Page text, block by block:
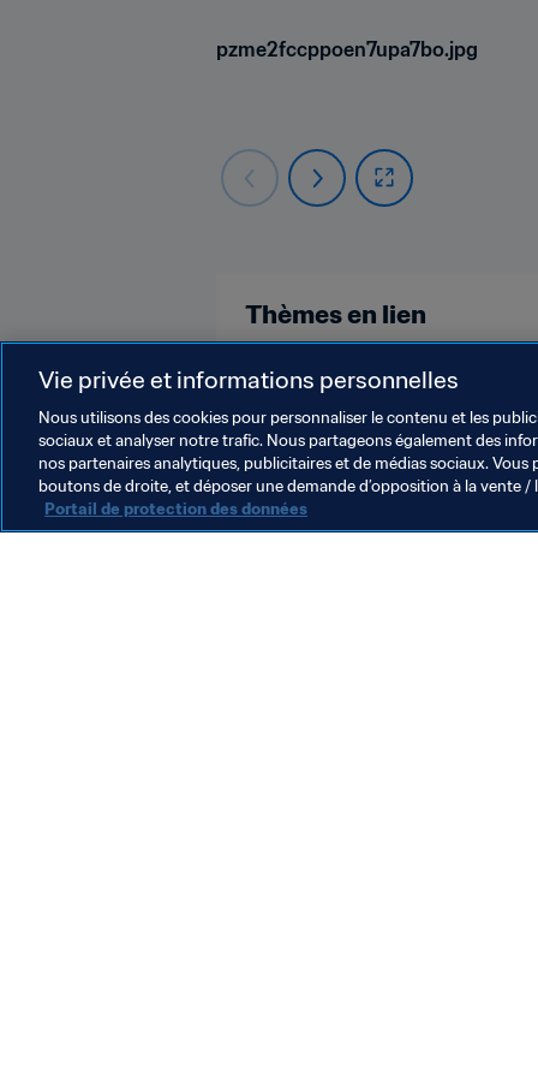
pzme2fccppoen7upa7bo.jpg
Thèmes en lien
Coupe du Monde U-20 de la FIFA,
Vie privée et informations personnelles
Nous utilisons des cookies pour personnaliser le contenu et les
sociaux et analyser notre trafic. Nous partageons également des
nos partenaires analytiques, publicitaires et de médias sociaux.
boutons de droite, et déposer une demande d’opposition à la vente
Portail de protection des données